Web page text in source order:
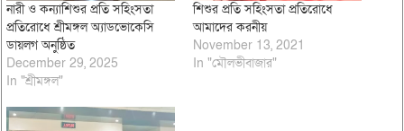
নারী ও কন্যাশিশুর প্রতি সহিংসতা
প্রতিরোধে শ্রীমঙ্গল অ্যাডভোকেসি
ডায়লগ অনুষ্ঠিত
December 29, 2025
In "শ্রীমঙ্গল"
শিশুর প্রতি সহিংসতা প্রতিরোধে
আমাদের করনীয়
November 13, 2021
In "মৌলভীবাজার"